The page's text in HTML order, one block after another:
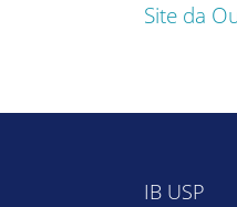
Site da
IB USP